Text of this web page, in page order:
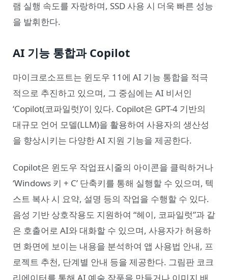
램 실행 속도를 자랑하며, SSD 사용 시 더욱 빠른 성능
을 발휘한다.
AI 기능 통합과 Copilot
마이크로소프트는 윈도우 11에 AI 기능 통합을 적극
적으로 추진하고 있으며, 그 중심에는 AI 비서인
‘Copilot(코파일럿)’이 있다. Copilot은 GPT-4 기반의
대규모 언어 모델(LLM)을 활용하여 사용자의 생산성
을 향상시키는 다양한 AI 지원 기능을 제공한다.
Copilot은 윈도우 작업표시줄의 아이콘을 클릭하거나
‘Windows 키 + C’ 단축키를 통해 실행할 수 있으며, 텍
스트 복사 시 요약, 설명 등의 작업을 수행할 수 있다.
음성 기반 상호작용도 지원하여 “헤이, 코파일럿”과 같
은 호출어로 AI와 대화할 수 있으며, 사용자가 허용하
면 화면에 보이는 내용을 분석하여 앱 사용법 안내, 프
로젝트 추천, 단계별 안내 등을 제공한다. 그림판 코크